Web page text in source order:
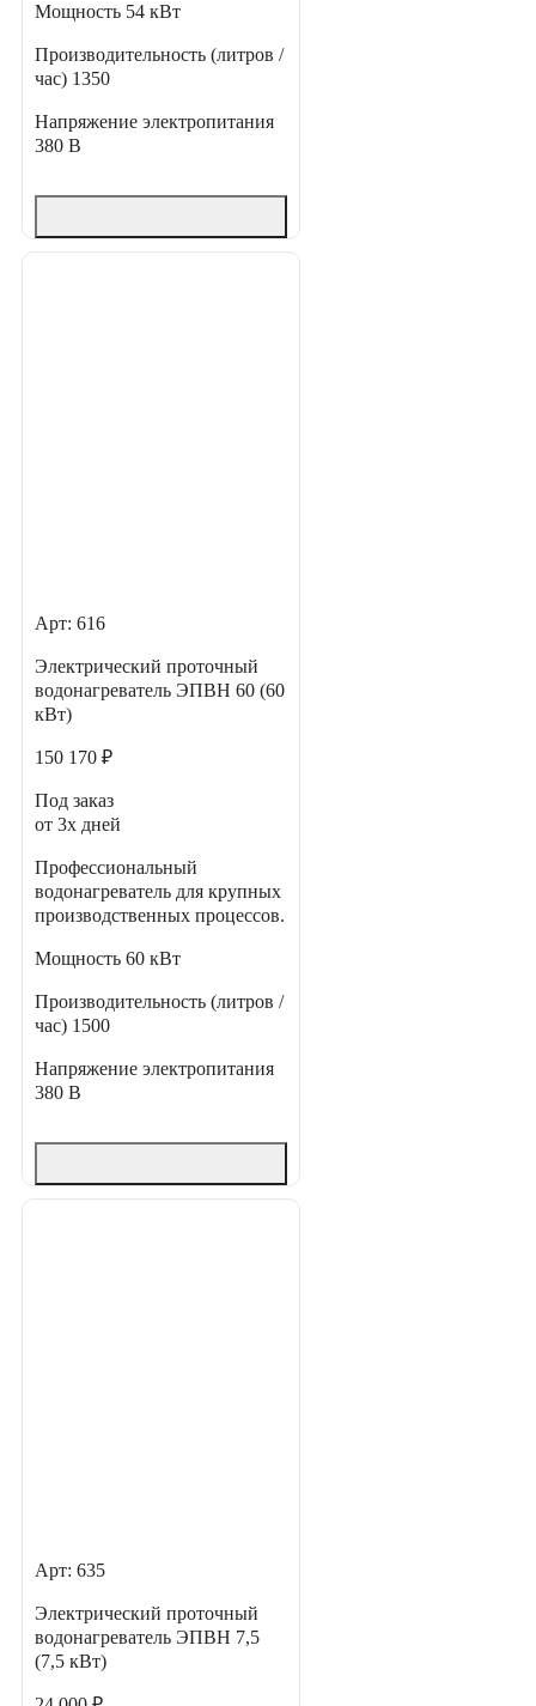
Мощность 54 кВт
Производительность (литров /
час) 1350
Напряжение электропитания
380 В
Арт: 616
Электрический проточный
водонагреватель ЭПВН 60 (60
кВт)
150 170 ₽
Под заказ
от 3х дней
Профессиональный
водонагреватель для крупных
производственных процессов.
Мощность 60 кВт
Производительность (литров /
час) 1500
Напряжение электропитания
380 В
Арт: 635
Электрический проточный
водонагреватель ЭПВН 7,5
(7,5 кВт)